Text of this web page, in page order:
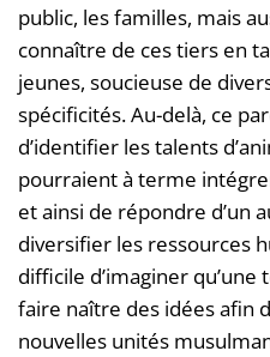
public, les familles, mais
connaître de ces tiers en
jeunes, soucieuse de
spécificités. Au-delà, ce
d’identifier les talents
pourraient à terme
et ainsi de répondre d’un
diversifier les ressources
difficile d’imaginer
faire naître des idées afin
nouvelles unités